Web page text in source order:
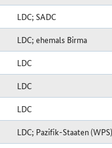
LDC; SADC
LDC; ehemals Birma
LDC
LDC
LDC
LDC; Pazifik-Staaten (WPS)